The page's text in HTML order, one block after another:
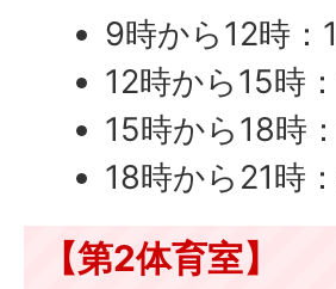
9時から12時：
12時から15時
15時から18時
18時から21時
【第2体育室】